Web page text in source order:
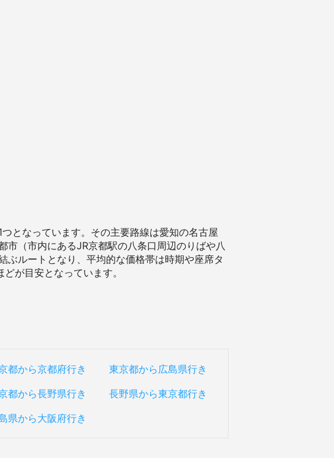
となっています。その主要路線は愛知の名古屋
（市内にあるJR京都駅の八条口周辺のりばや八
ルートとなり、平均的な価格帯は時期や座席タ
が目安となっています。
都から京都府行き
東京都から広島県行き
都から長野県行き
長野県から東京都行き
県から大阪府行き